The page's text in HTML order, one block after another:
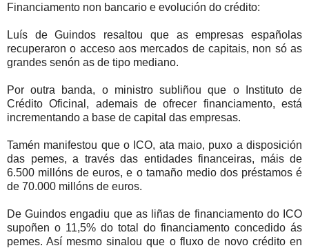
Financiamento non bancario e evolución do crédito:
Luís de Guindos resaltou que as empresas españolas
recuperaron o acceso aos mercados de capitais, non só as
grandes senón as de tipo mediano.
Por outra banda, o ministro subliñou que o Instituto de
Crédito Oficinal, ademais de ofrecer financiamento, está
incrementando a base de capital das empresas.
Tamén manifestou que o ICO, ata maio, puxo a disposición
das pemes, a través das entidades financeiras, máis de
6.500 millóns de euros, e o tamaño medio dos préstamos é
de 70.000 millóns de euros.
De Guindos engadiu que as liñas de financiamento do ICO
supoñen o 11,5% do total do financiamento concedido ás
pemes. Así mesmo sinalou que o fluxo de novo crédito en